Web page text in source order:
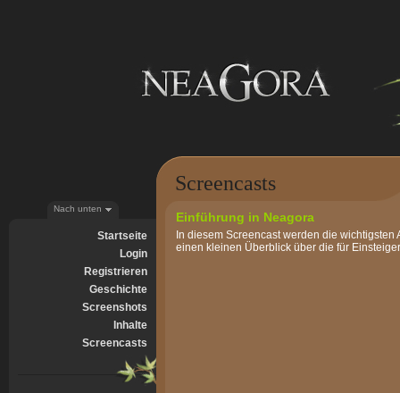
Nach unten
Startseite
Login
Registrieren
Geschichte
Screenshots
Inhalte
Screencasts
Screencasts
Einführung in Neagora
In diesem Screencast werden die
einen kleinen Überblick über die für